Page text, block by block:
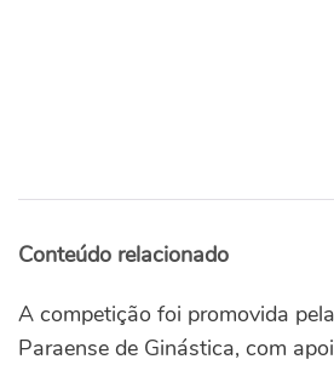
Conteúdo relacionado
A competição foi promovida
Paraense de Ginástica, com